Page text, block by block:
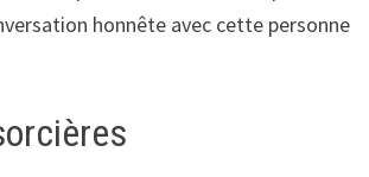
honnête avec cette personne